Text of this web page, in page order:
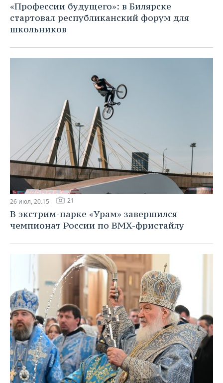
«Профессии будущего»: в Билярске
стартовал республиканский форум для
школьников
26 июл, 20:15 21
В экстрим-парке «Урам» завершился
чемпионат России по BMX-фристайлу